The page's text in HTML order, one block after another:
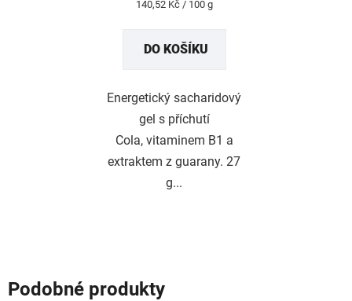
hvězdiček.
Měrná
140,52 Kč / 100 g
DO KOŠÍKU
Energetický sacharidový
gel s příchutí
Cola, vitaminem B1 a
extraktem z guarany. 27
g...
Podobné produkty